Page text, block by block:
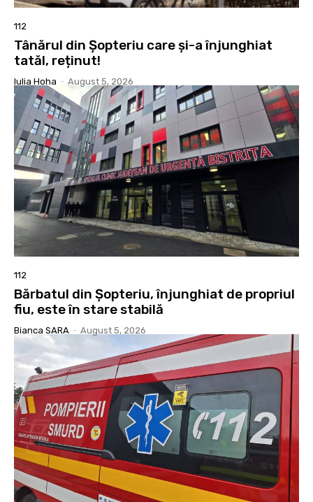
112
Tânărul din Șopteriu care și-a înjunghiat
tatăl, reținut!
Iulia Hoha - August 5, 2026
112
Bărbatul din Șopteriu, înjunghiat de propriul
fiu, este în stare stabilă
Bianca SARA - August 5, 2026